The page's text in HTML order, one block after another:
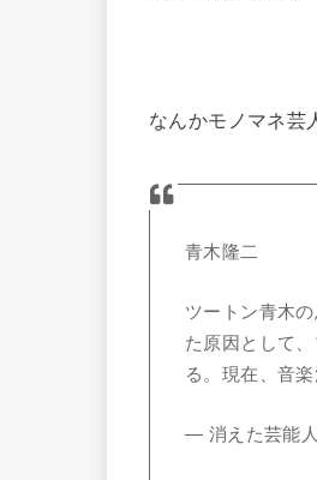
なんかモノマネ芸
青木隆二
ツートン青木
た原因として
る。現在、音
— 消えた芸能